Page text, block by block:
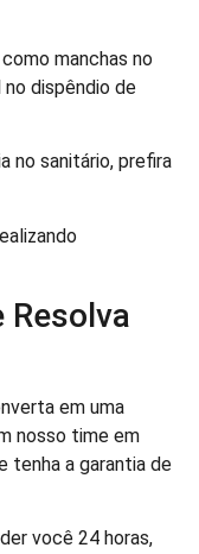
manchas no
dispêndio de
no sanitário, prefira
em uma
nosso time em
tenha a garantia de
você 24 horas,